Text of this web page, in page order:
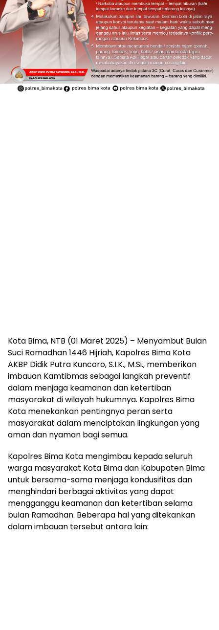
Kota Bima, NTB (01 Maret 2025) – Menyambut Bulan
Suci Ramadhan 1446 Hijriah, Kapolres Bima Kota
AKBP Didik Putra Kuncoro, S.I.K., M.Si., memberikan
imbauan Kamtibmas sebagai langkah preventif
dalam menjaga keamanan dan ketertiban
masyarakat di wilayah hukumnya. Kapolres Bima
Kota menekankan pentingnya peran serta
masyarakat dalam menciptakan lingkungan yang
aman dan nyaman bagi semua.
Kapolres Bima Kota mengimbau kepada seluruh
warga masyarakat Kota Bima dan Kabupaten Bima
untuk bersama-sama menjaga kondusifitas dan
menghindari berbagai aktivitas yang dapat
mengganggu keamanan dan ketertiban selama
bulan Ramadhan. Beberapa hal yang ditekankan
dalam imbauan tersebut antara lain: